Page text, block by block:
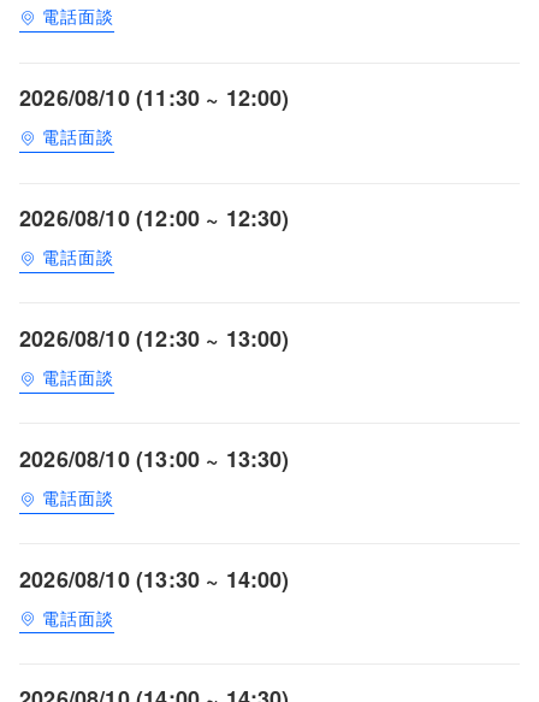
電話面談
2026/08/10 (11:30 ~ 12:00)
電話面談
2026/08/10 (12:00 ~ 12:30)
電話面談
2026/08/10 (12:30 ~ 13:00)
電話面談
2026/08/10 (13:00 ~ 13:30)
電話面談
2026/08/10 (13:30 ~ 14:00)
電話面談